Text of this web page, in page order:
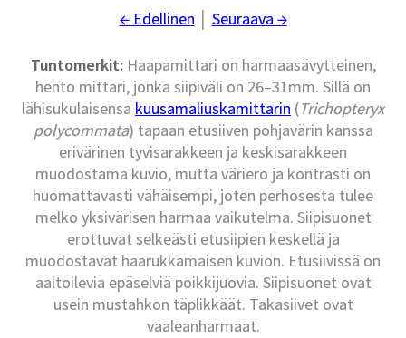
← Edellinen Seuraava →
Tuntomerkit:Haapamittari on harmaasävytteinen,
hento mittari, jonka siipiväli on 26–31mm. Sillä on
lähisukulaisensa kuusamaliuskamittarin (Trichopteryx
polycommata) tapaan etusiiven pohjavärin kanssa
erivärinen tyvisarakkeen ja keskisarakkeen
muodostama kuvio, mutta väriero ja kontrasti on
huomattavasti vähäisempi, joten perhosesta tulee
melko yksivärisen harmaa vaikutelma. Siipisuonet
erottuvat selkeästi etusiipien keskellä ja
muodostavat haarukkamaisen kuvion. Etusiivissä on
aaltoilevia epäselviä poikkijuovia. Siipisuonet ovat
usein mustahkon täplikkäät. Takasiivet ovat
vaaleanharmaat.